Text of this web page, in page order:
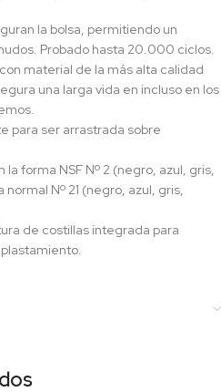
la bolsa, permitiendo un
Probado hasta 20.000 ciclos.
material de la más alta calidad
una larga vida en incluso en los
para ser arrastrada sobre
forma NSF Nº 2 (negro, azul, gris,
Nº 21 (negro, azul, gris,
de costillas integrada para